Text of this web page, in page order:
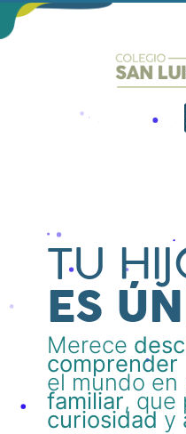
TU
ES
Merece
comprender
el mundo en
familiar, que
curiosidad y